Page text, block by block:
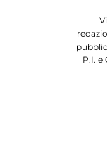
P.I. e